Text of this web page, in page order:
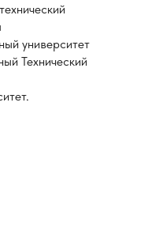
университет
Технический